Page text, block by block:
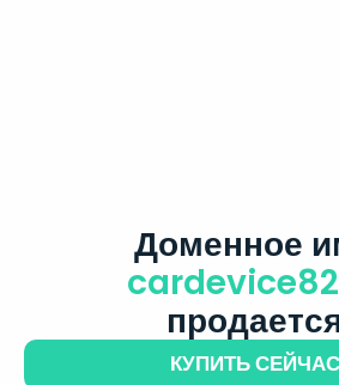
Доменное
КУПИТЬ СЕЙЧАС